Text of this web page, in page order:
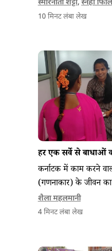
पीछे एक प्रेरणा शक्ति के
लिए क्या करना पड़ता
अपने लोकतान्त्रिक
लड़ना चाहिए।
स्मरिनीता शेट्टी,स्नेहा
10मिनट लंबा लेख
हर एक सर्वे से बाधाओं
कर्नाटक में काम करने
(गणनाकार) के जीवन
कामकाजी महिला होने की
संग्रह में अच्छे संचार के
शैला महलमानी
4मिनट लंबा लेख